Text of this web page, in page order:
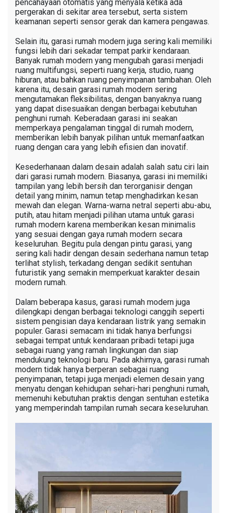
pencahayaan otomatis yang menyala ketika ada
pergerakan di sekitar area tersebut, serta sistem
keamanan seperti sensor gerak dan kamera pengawas.
Selain itu, garasi rumah modern juga sering kali memiliki
fungsi lebih dari sekadar tempat parkir kendaraan.
Banyak rumah modern yang mengubah garasi menjadi
ruang multifungsi, seperti ruang kerja, studio, ruang
hiburan, atau bahkan ruang penyimpanan tambahan. Oleh
karena itu, desain garasi rumah modern sering
mengutamakan fleksibilitas, dengan banyaknya ruang
yang dapat disesuaikan dengan berbagai kebutuhan
penghuni rumah. Keberadaan garasi ini seakan
memperkaya pengalaman tinggal di rumah modern,
memberikan lebih banyak pilihan untuk memanfaatkan
ruang dengan cara yang lebih efisien dan inovatif.
Kesederhanaan dalam desain adalah salah satu ciri lain
dari garasi rumah modern. Biasanya, garasi ini memiliki
tampilan yang lebih bersih dan terorganisir dengan
detail yang minim, namun tetap menghadirkan kesan
mewah dan elegan. Warna-warna netral seperti abu-abu,
putih, atau hitam menjadi pilihan utama untuk garasi
rumah modern karena memberikan kesan minimalis
yang sesuai dengan gaya rumah modern secara
keseluruhan. Begitu pula dengan pintu garasi, yang
sering kali hadir dengan desain sederhana namun tetap
terlihat stylish, terkadang dengan sedikit sentuhan
futuristik yang semakin memperkuat karakter desain
modern rumah.
Dalam beberapa kasus, garasi rumah modern juga
dilengkapi dengan berbagai teknologi canggih seperti
sistem pengisian daya kendaraan listrik yang semakin
populer. Garasi semacam ini tidak hanya berfungsi
sebagai tempat untuk kendaraan pribadi tetapi juga
sebagai ruang yang ramah lingkungan dan siap
mendukung teknologi baru. Pada akhirnya, garasi rumah
modern tidak hanya berperan sebagai ruang
penyimpanan, tetapi juga menjadi elemen desain yang
menyatu dengan kehidupan sehari-hari penghuni rumah,
memenuhi kebutuhan praktis dengan sentuhan estetika
yang memperindah tampilan rumah secara keseluruhan.